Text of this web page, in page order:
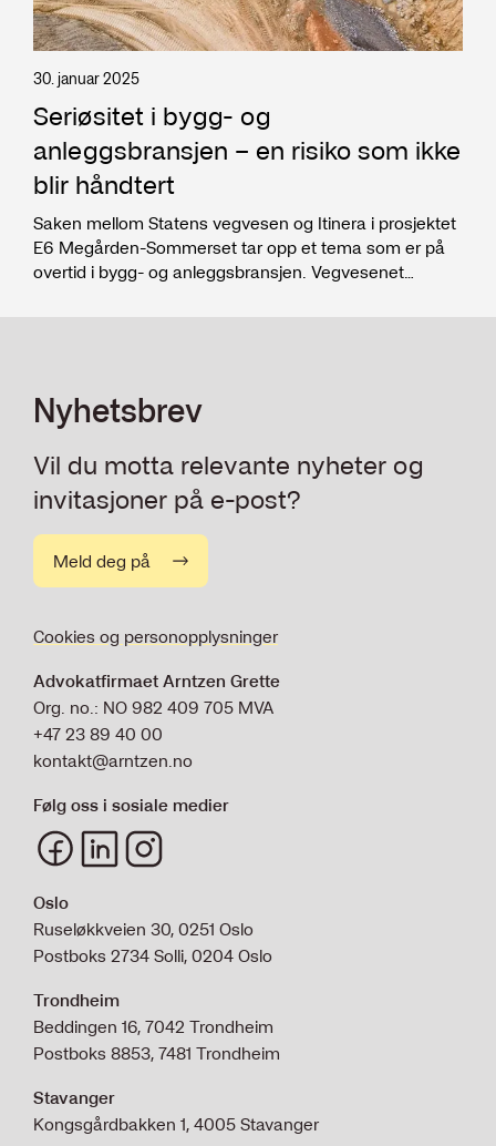
30. januar 2025
Seriøsitet i bygg- og
anleggsbransjen – en risiko som ikke
blir håndtert
Saken mellom Statens vegvesen og Itinera i prosjektet
E6 Megården-Sommerset tar opp et tema som er på
overtid i bygg- og anleggsbransjen. Vegvesenet
potensialet som ligger i dette systemet er lite benyttet i
offentlige anskaffelser uten at det er noen god grunn til
anskaffelsesregelverket til å undersøke blant annet
økonomisk kriminalitet og andre integritetsforhold.
Nyhetsbrev
Vil du motta relevante nyheter og
invitasjoner på e-post?
Meld deg på
Cookies og personopplysninger
Advokatfirmaet Arntzen Grette
Org. no.: NO 982 409 705 MVA
+47 23 89 40 00
kontakt@arntzen.no
Følg oss i sosiale medier
Oslo
Ruseløkkveien 30, 0251 Oslo
Postboks 2734 Solli, 0204 Oslo
Trondheim
Beddingen 16, 7042 Trondheim
Postboks 8853, 7481 Trondheim
Stavanger
Kongsgårdbakken 1, 4005 Stavanger